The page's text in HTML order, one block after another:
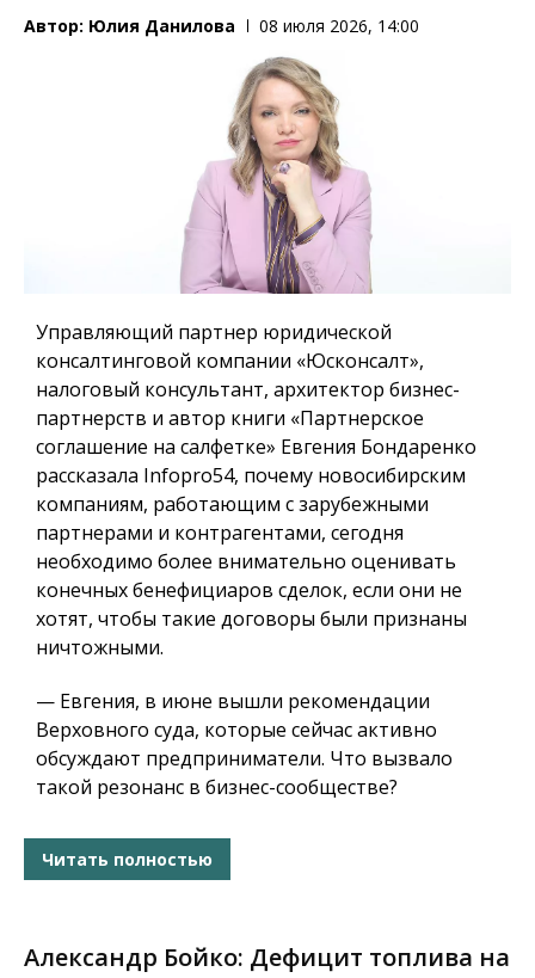
Автор: Юлия Данилова 08 июля 2026, 14:00
Управляющий партнер юридической
консалтинговой компании «Юсконсалт»,
налоговый консультант, архитектор бизнес-
партнерств и автор книги «Партнерское
соглашение на салфетке» Евгения Бондаренко
рассказала Infopro54, почему новосибирским
компаниям, работающим с зарубежными
партнерами и контрагентами, сегодня
необходимо более внимательно оценивать
конечных бенефициаров сделок, если они не
хотят, чтобы такие договоры были признаны
ничтожными.
— Евгения, в июне вышли рекомендации
Верховного суда, которые сейчас активно
обсуждают предприниматели. Что вызвало
такой резонанс в бизнес-сообществе?
Читать полностью
Александр Бойко: Дефицит топлива на